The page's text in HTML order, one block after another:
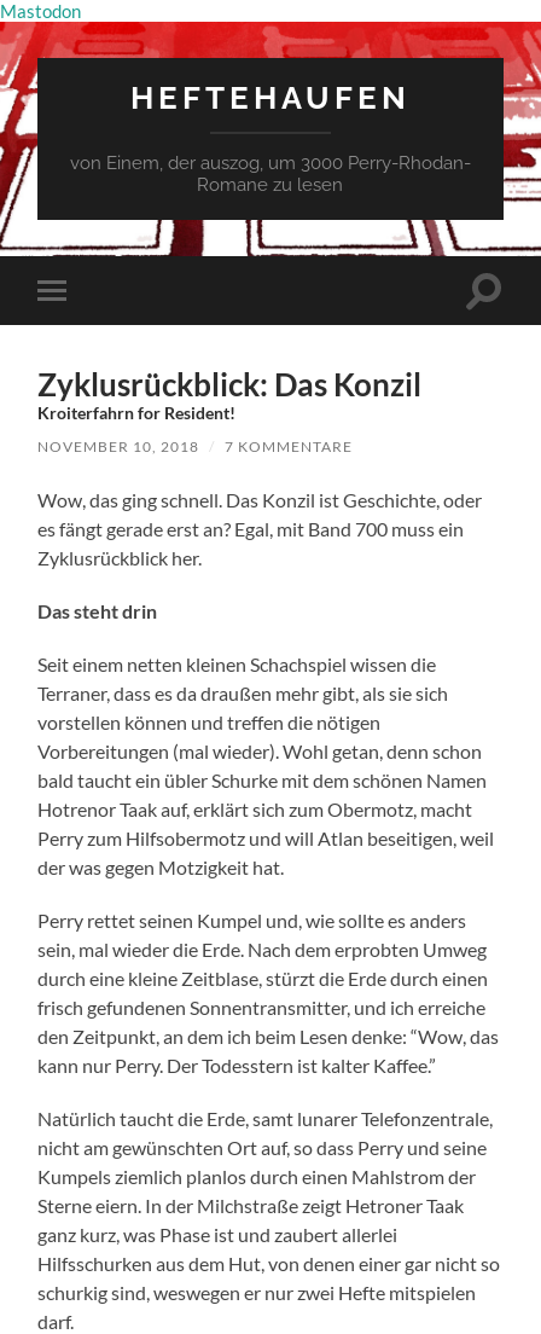
Mastodon
HEFTEHAUFEN
von Einem, der auszog, um 3000 Perry-Rhodan-
Romane zu lesen
Mobile-
Menü
Zyklusrückblick: Das Konzil
Kroiterfahrn for Resident!
NOVEMBER 10, 2018 / 7 KOMMENTARE
Wow, das ging schnell. Das Konzil ist Geschichte, oder
es fängt gerade erst an? Egal, mit Band 700 muss ein
Zyklusrückblick her.
Das steht drin
Seit einem netten kleinen Schachspiel wissen die
Terraner, dass es da draußen mehr gibt, als sie sich
vorstellen können und treffen die nötigen
Vorbereitungen (mal wieder). Wohl getan, denn schon
bald taucht ein übler Schurke mit dem schönen Namen
Hotrenor Taak auf, erklärt sich zum Obermotz, macht
Perry zum Hilfsobermotz und will Atlan beseitigen, weil
der was gegen Motzigkeit hat.
Perry rettet seinen Kumpel und, wie sollte es anders
sein, mal wieder die Erde. Nach dem erprobten Umweg
durch eine kleine Zeitblase, stürzt die Erde durch einen
frisch gefundenen Sonnentransmitter, und ich erreiche
den Zeitpunkt, an dem ich beim Lesen denke: “Wow, das
kann nur Perry. Der Todesstern ist kalter Kaffee.”
Natürlich taucht die Erde, samt lunarer Telefonzentrale,
nicht am gewünschten Ort auf, so dass Perry und seine
Kumpels ziemlich planlos durch einen Mahlstrom der
Sterne eiern. In der Milchstraße zeigt Hetroner Taak
ganz kurz, was Phase ist und zaubert allerlei
Hilfsschurken aus dem Hut, von denen einer gar nicht so
schurkig sind, weswegen er nur zwei Hefte mitspielen
darf.